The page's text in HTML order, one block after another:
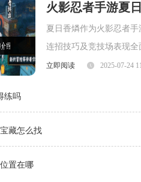
火影忍者手游夏
夏日香燐作为火影忍者
连招技巧及竞技场表现
面，夏日香燐的普攻为
立即阅读 2025-07-24
练吗
藏怎么找
置在哪